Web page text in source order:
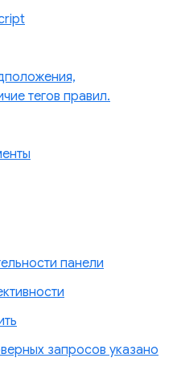
тегов правил.
панели
запросов указано